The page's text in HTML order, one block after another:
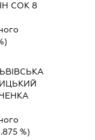
СОК 8
%)